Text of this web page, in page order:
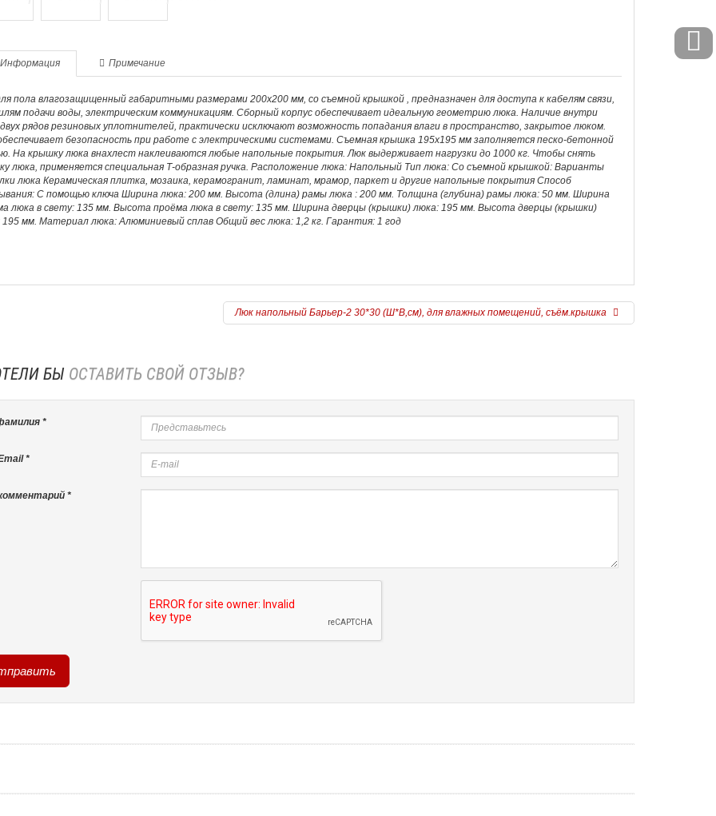
Информация Примечание
пола влагозащищенный габаритными размерами 200х200 мм, со съемной крышкой , предназначен для доступа к кабелям связи,
подачи воды, электрическим коммуникациям. Сборный корпус обеспечивает идеальную геометрию люка. Наличие внутри
рядов резиновых уплотнителей, практически исключают возможность попадания влаги в пространство, закрытое люком.
безопасность при работе с электрическими системами. Съемная крышка 195х195 мм заполняется песко-бетонной
На крышку люка внахлест наклеиваются любые напольные покрытия. Люк выдерживает нагрузки до 1000 кг. Чтобы снять
люка, применяется специальная Т-образная ручка. Расположение люка: Напольный Тип люка: Со съемной крышкой: Варианты
люка Керамическая плитка, мозаика, керамогранит, ламинат, мрамор, паркет и другие напольные покрытия Способ
C помощью ключа Ширина люка: 200 мм. Высота (длина) рамы люка : 200 мм. Толщина (глубина) рамы люка: 50 мм. Ширина
люка в свету: 135 мм. Высота проёма люка в свету: 135 мм. Ширина дверцы (крышки) люка: 195 мм. Высота дверцы (крышки)
195 мм. Материал люка: Алюминиевый сплав Общий вес люка: 1,2 кг. Гарантия: 1 год
Люк напольный Барьер-2 30*30 (Ш*В,см), для влажных помещений, съём.крышка
БЫ ОСТАВИТЬ СВОЙ ОТЗЫВ?
*
*
*